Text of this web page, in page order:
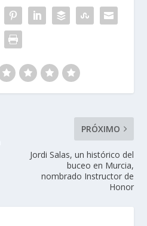
PRÓXIMO
Jordi Salas, un histórico del
buceo en Murcia,
nombrado Instructor de
Honor